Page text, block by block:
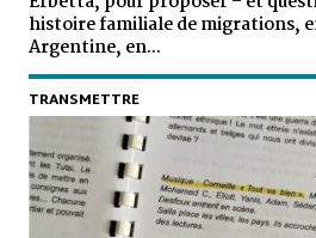
histoire familiale de migrations,
Argentine, en...
TRANSMETTRE